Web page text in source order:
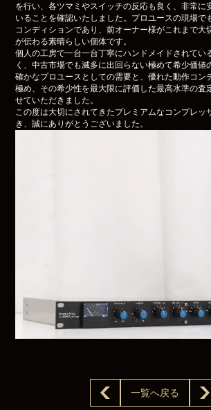
を行い、各ツマミやスイッチの反応も良く、非常に
いることを確認いたしました。プロユースの現場で
コンディションであり、前オーナー様がこれまで大
が伝わる素晴らしい個体です。
個人の工房で一台一台丁寧にハンドメイドされてい
く、中古市場でも滅多に出回らない極めて希少価値
確かなプロユースとしての需要と、優れた動作コン
極め、その希少性を最大限に評価した最高水準の査
せていただきました。
この度は大切にされてきたプレミアムなコンプレッ
き、誠にありがとうございました。
一覧へ戻る